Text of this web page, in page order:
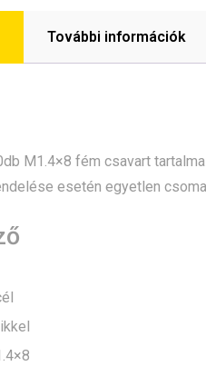
További információk
M1.4×8 fém csavart
esetén egyetlen